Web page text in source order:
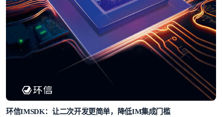
环信IMSDK：让二次开发更简单，降低IM集成门槛